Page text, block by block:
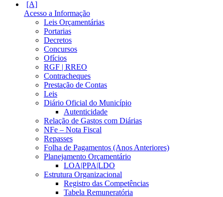
Acesso a Informação
Leis Orçamentárias
Portarias
Decretos
Concursos
Ofícios
RGF | RREO
Contracheques
Prestação de Contas
Leis
Diário Oficial do Município
Autenticidade
Relação de Gastos com Diárias
NFe – Nota Fiscal
Repasses
Folha de Pagamentos (Anos Anteriores)
Planejamento Orçamentário
LOA|PPA|LDO
Estrutura Organizacional
Registro das Competências
Tabela Remuneratória